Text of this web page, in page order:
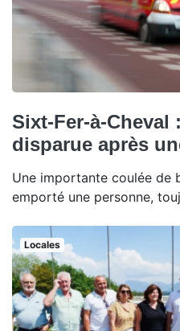
Sixt-Fer-à-Cheval
disparue après
Une importante coulée de
emporté une personne,
Locales